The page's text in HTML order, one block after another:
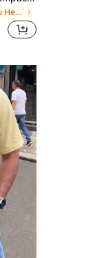
in Dunkelgrau Herren Tanktops